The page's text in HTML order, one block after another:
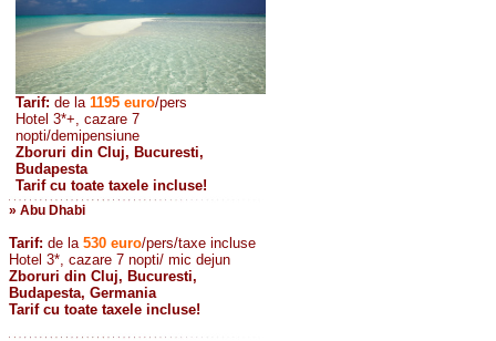
Tarif: de la 1195 euro/pers
Hotel 3*+, cazare 7
nopti/demipensiune
Zboruri din Cluj, Bucuresti,
Budapesta
Tarif cu toate taxele incluse!
» Abu Dhabi
Tarif: de la 530 euro/pers/taxe incluse
Hotel 3*, cazare 7 nopti/ mic dejun
Zboruri din Cluj, Bucuresti,
Budapesta, Germania
Tarif cu toate taxele incluse!